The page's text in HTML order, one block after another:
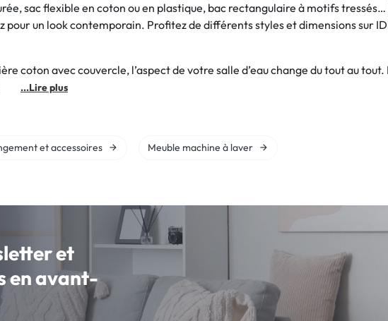
sac flexible en coton ou en plastique, bac rectangulaire à motifs
pour un look contemporain. Profitez de différents styles et dimensions sur
coton avec couvercle, l’aspect de votre salle d’eau change du tout au
...Lire plus
et accessoires Meuble machine à laver
et
en avant-